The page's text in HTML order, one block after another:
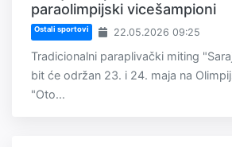
paraolimpijski vicešampioni
Ostali sportovi 22.05.2026 09:25
Tradicionalni paraplivački miting
bit će održan 23. i 24. maja na
"Oto...